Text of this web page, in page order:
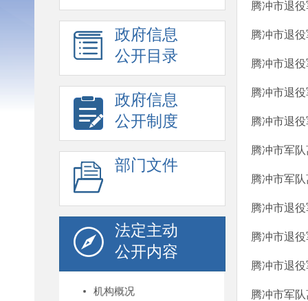
政府信息
公开目录
政府信息
公开制度
部门文件
法定主动
公开内容
机构概况
腾冲市退
腾冲市退
腾冲市退
腾冲市退
腾冲市退
腾冲市军
腾冲市军
腾冲市退
腾冲市退
腾冲市退
腾冲市军